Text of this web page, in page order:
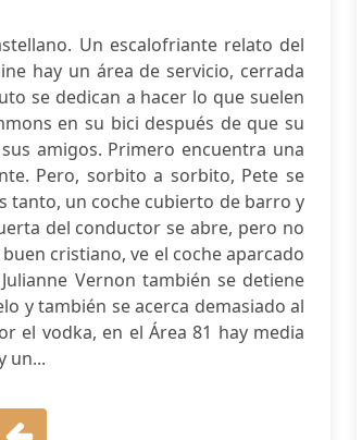
Un escalofriante relato del
hay un área de servicio, cerrada
se dedican a hacer lo que suelen
en su bici después de que su
amigos. Primero encuentra una
Pero, sorbito a sorbito, Pete se
tanto, un coche cubierto de barro y
del conductor se abre, pero no
cristiano, ve el coche aparcado
Vernon también se detiene
y también se acerca demasiado al
el vodka, en el Área 81 hay media
un...